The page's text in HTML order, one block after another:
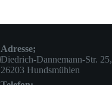
Adresse;
Diedrich-Dannemann-Str. 25,
26203 Hundsmühlen